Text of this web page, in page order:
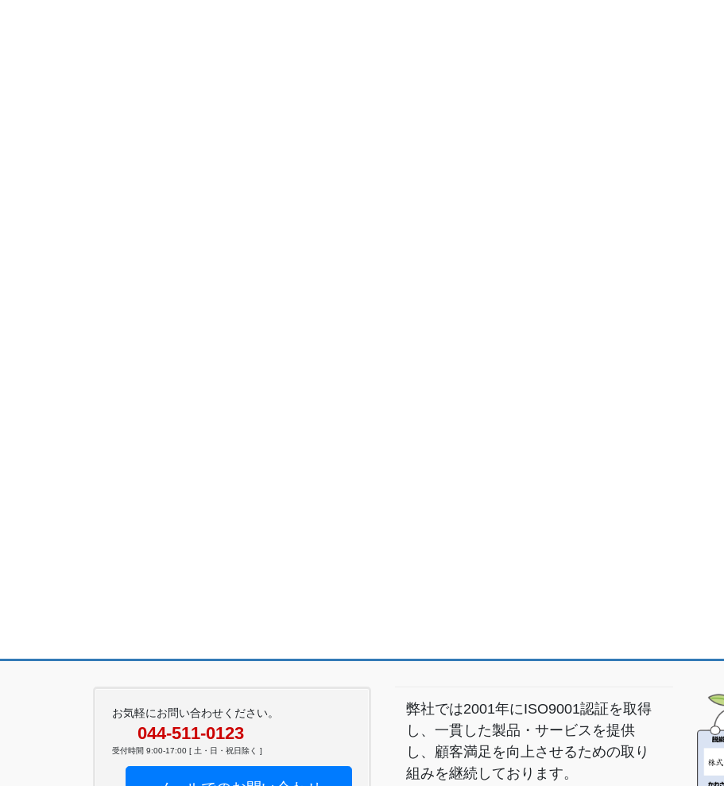
お気軽にお問い合わせください。
044-511-0123
受付時間 9:00-17:00 [ 土・日・祝日除く ]
弊社では2001年にISO9001認証を取得
し、一貫した製品・サービスを提供
し、顧客満足を向上させるための取り
組みを継続しております。